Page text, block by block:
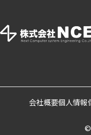
会社概要個人情報
©